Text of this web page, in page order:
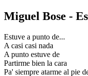
Miguel Bose -
Estuve a punto de...
A casi casi nada
A punto estuve de
Partirme bien la cara
Pa' siempre atarme al pie